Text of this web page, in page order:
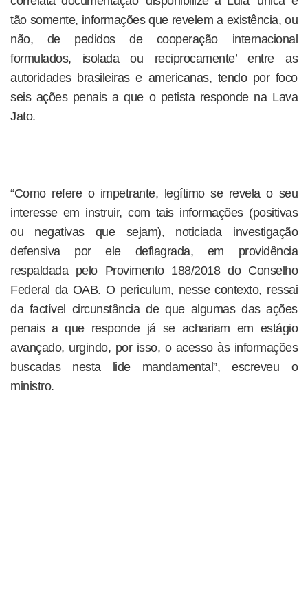
tão somente, informações que revelem a existência, ou
não, de pedidos de cooperação internacional
formulados, isolada ou reciprocamente’ entre as
autoridades brasileiras e americanas, tendo por foco
seis ações penais a que o petista responde na Lava
Jato.
“Como refere o impetrante, legítimo se revela o seu
interesse em instruir, com tais informações (positivas
ou negativas que sejam), noticiada investigação
defensiva por ele deflagrada, em providência
respaldada pelo Provimento 188/2018 do Conselho
Federal da OAB. O periculum, nesse contexto, ressai
da factível circunstância de que algumas das ações
penais a que responde já se achariam em estágio
avançado, urgindo, por isso, o acesso às informações
buscadas nesta lide mandamental”, escreveu o
ministro.